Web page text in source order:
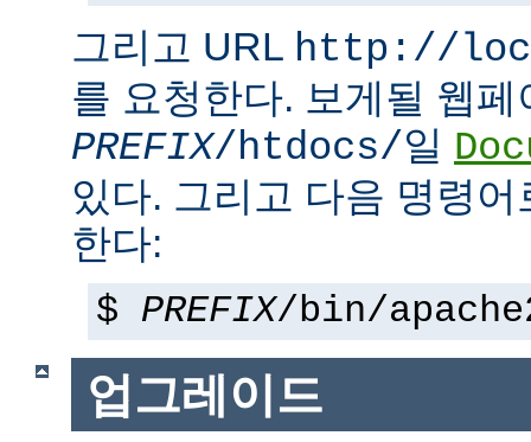
그리고 URL http://
를 요청한다. 보게될 웹
PREFIX/htdocs/일
있다. 그리고 다음 명령
한다:
$ PREFIX/bin/
업그레이드